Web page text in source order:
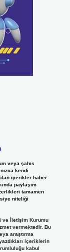
veya şahıs
kendi
alan içerikler haber
paylaşım
tamamen
niteliği
ve İletişim Kurumu
vermektedir. Bu
araştırma
içeriklerin
kabul